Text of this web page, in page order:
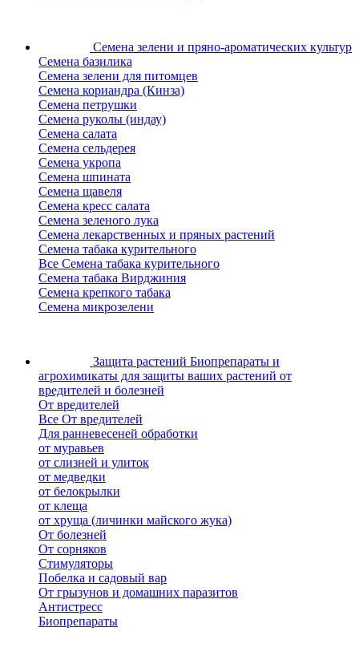
Семена зелени и пряно-ароматических культур
Семена базилика
Семена зелени для питомцев
Семена кориандра (Кинза)
Семена петрушки
Семена руколы (индау)
Семена салата
Семена сельдерея
Семена укропа
Семена шпината
Семена щавеля
Семена кресс салата
Семена зеленого лука
Семена лекарственных и пряных растений
Семена табака курительного
Все Семена табака курительного
Семена табака Вирджиния
Семена крепкого табака
Семена микрозелени
Защита растений Биопрепараты и
агрохимикаты для защиты ваших растений от
вредителей и болезней
От вредителей
Все От вредителей
Для ранневесеней обработки
от муравьев
от слизней и улиток
от медведки
от белокрылки
от клеща
от хруща (личинки майского жука)
От болезней
От сорняков
Стимуляторы
Побелка и садовый вар
От грызунов и домашних паразитов
Антистресс
Биопрепараты